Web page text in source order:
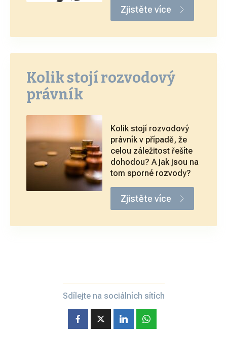
Zjistěte více
Kolik stojí rozvodový
právník
Kolik stojí rozvodový
právník v případě, že
celou záležitost řešíte
dohodou? A jak jsou na
tom sporné rozvody?
Zjistěte více
Sdílejte na sociálních sítích